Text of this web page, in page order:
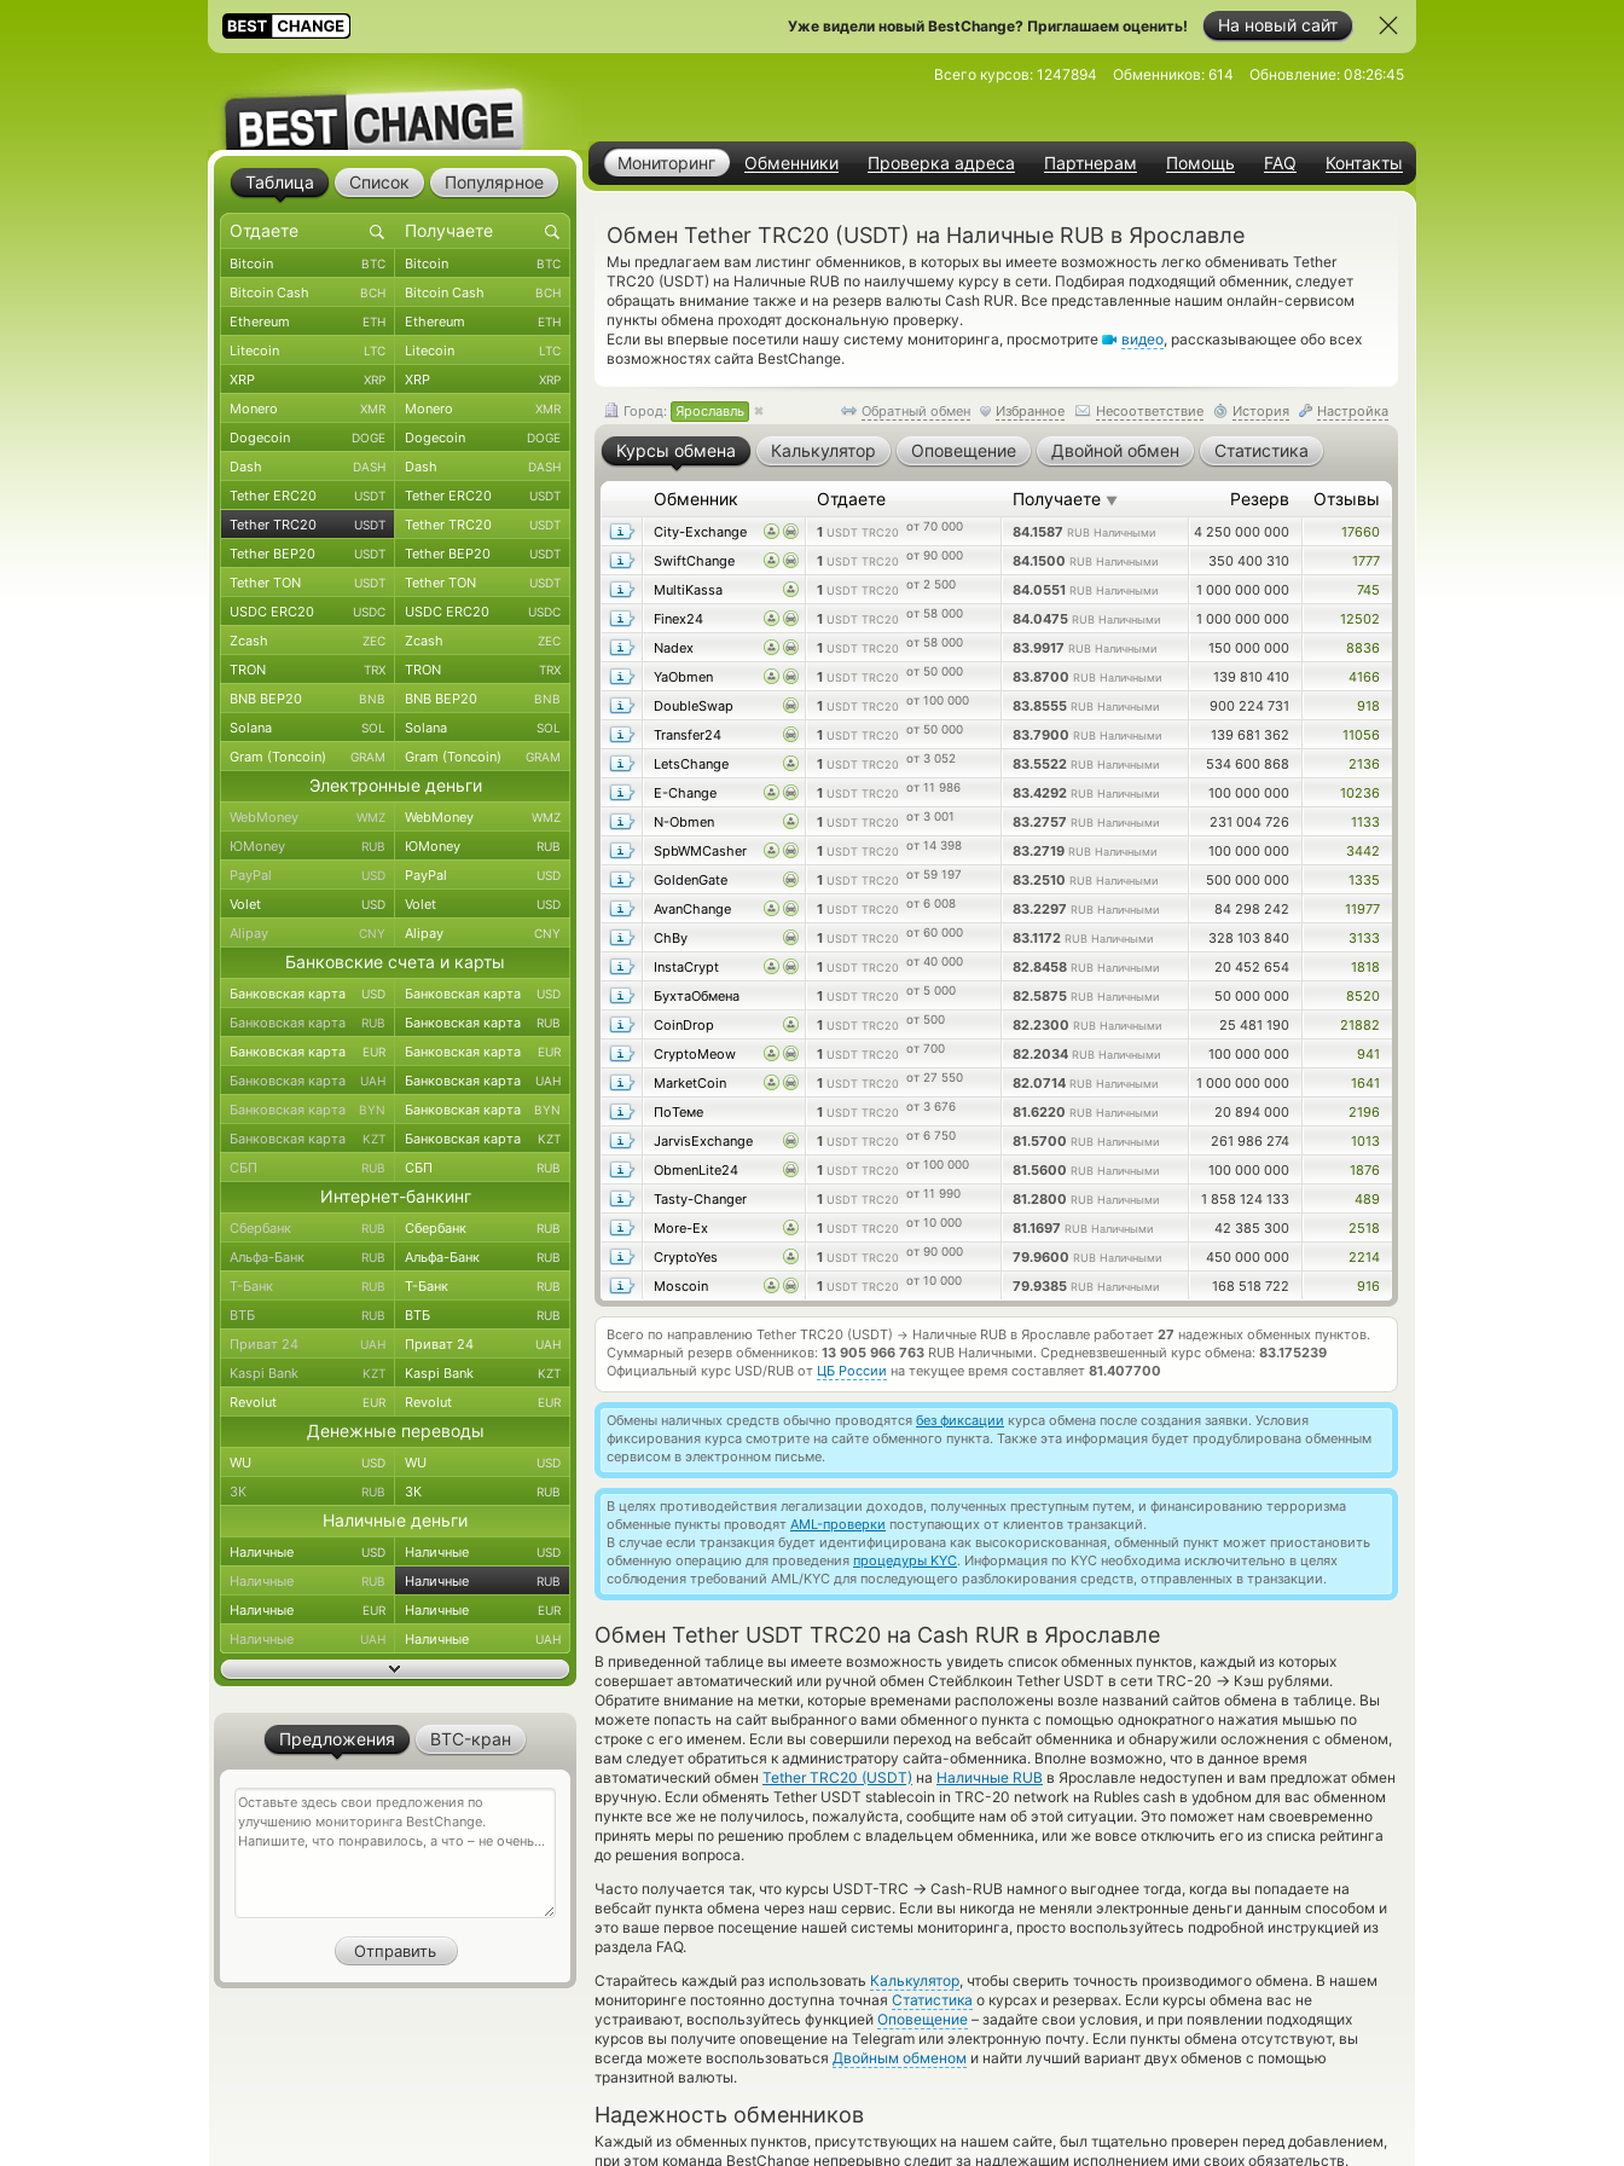
На новый сайт
Уже видели новый BestChange? Приглашаем оценить!
Мониторинг Обменники Проверка адреса Партнерам Помощь FAQ Контакты
Всего курсов: 1247894 Обменников: 614 Обновление: 08:26:45
Обмен Tether TRC20 (USDT) на Наличные RUB в Ярославле
Мы предлагаем вам листинг обменников, в которых вы имеете возможность легко обменивать Tether
TRC20 (USDT) на Наличные RUB по наилучшему курсу в сети. Подбирая подходящий обменник, следует
обращать внимание также и на резерв валюты Cash RUR. Все представленные нашим онлайн-сервисом
пункты обмена проходят доскональную проверку.
Если вы впервые посетили нашу систему мониторинга, просмотрите
видео, рассказывающее обо всех
возможностях сайта BestChange.
Обратный обмен Избранное Несоответствие История Настройка
Город: Ярославль
Курсы обмена Калькулятор Оповещение Двойной обмен Статистика
Обменник Отдаете Получаете ▼ Резерв Отзывы
City-Exchange 1 USDT TRC20 от 70 000 84.1587 RUB Наличными 4 250 000 000
17660
SwiftChange
1 USDT TRC20 от 90 000 84.1500 RUB Наличными 350 400 310
1777
MultiKassa
1 USDT TRC20 от 2 500 84.0551 RUB Наличными 1 000 000 000
745
Finex24
1 USDT TRC20 от 58 000 84.0475 RUB Наличными 1 000 000 000
12502
Nadex
1 USDT TRC20 от 58 000 83.9917 RUB Наличными 150 000 000
8836
YaObmen
1 USDT TRC20 от 50 000 83.8700 RUB Наличными 139 810 410
4166
DoubleSwap
1 USDT TRC20 от 100 000 83.8555 RUB Наличными 900 224 731
918
Transfer24
1 USDT TRC20 от 50 000 83.7900 RUB Наличными 139 681 362
11056
LetsChange
1 USDT TRC20 от 3 052 83.5522 RUB Наличными 534 600 868
2136
E-Change
1 USDT TRC20 от 11 986 83.4292 RUB Наличными 100 000 000
10236
N-Obmen
1 USDT TRC20 от 3 001 83.2757 RUB Наличными 231 004 726
1133
SpbWMCasher
1 USDT TRC20 от 14 398 83.2719 RUB Наличными 100 000 000
3442
GoldenGate
1 USDT TRC20 от 59 197 83.2510 RUB Наличными 500 000 000
1335
AvanChange
1 USDT TRC20 от 6 008 83.2297 RUB Наличными 84 298 242
11977
ChBy
1 USDT TRC20 от 60 000 83.1172 RUB Наличными 328 103 840
3133
InstaCrypt
1 USDT TRC20 от 40 000 82.8458 RUB Наличными 20 452 654
1818
БухтаОбмена
1 USDT TRC20 от 5 000 82.5875 RUB Наличными 50 000 000
8520
CoinDrop
1 USDT TRC20 от 500 82.2300 RUB Наличными 25 481 190
21882
CryptoMeow
1 USDT TRC20 от 700 82.2034 RUB Наличными 100 000 000
941
MarketCoin
1 USDT TRC20 от 27 550 82.0714 RUB Наличными 1 000 000 000
1641
ПоТеме
1 USDT TRC20 от 3 676 81.6220 RUB Наличными 20 894 000
2196
JarvisExchange
1 USDT TRC20 от 6 750 81.5700 RUB Наличными 261 986 274
1013
ObmenLite24
1 USDT TRC20 от 100 000 81.5600 RUB Наличными 100 000 000
1876
Tasty-Changer
1 USDT TRC20 от 11 990 81.2800 RUB Наличными 1 858 124 133
489
More-Ex
1 USDT TRC20 от 10 000 81.1697 RUB Наличными 42 385 300
2518
CryptoYes
1 USDT TRC20 от 90 000 79.9600 RUB Наличными 450 000 000
2214
Moscoin
1 USDT TRC20 от 10 000 79.9385 RUB Наличными 168 518 722 916
Всего по направлению Tether TRC20 (USDT) → Наличные RUB в Ярославле работает 27 надежных обменных пунктов.
Суммарный резерв обменников: 13 905 966 763 RUB Наличными. Средневзвешенный курс обмена: 83.175239
Официальный курс USD/RUB от ЦБ России на текущее время составляет 81.407700
Обмены наличных средств обычно проводятся без фиксации курса обмена после создания заявки. Условия
фиксирования курса смотрите на сайте обменного пункта. Также эта информация будет продублирована обменным
сервисом в электронном письме.
В целях противодействия легализации доходов, полученных преступным путем, и финансированию терроризма
обменные пункты проводят AML-проверки поступающих от клиентов транзакций.
В случае если транзакция будет идентифицирована как высокорискованная, обменный пункт может приостановить
обменную операцию для проведения процедуры KYC. Информация по KYC необходима исключительно в целях
соблюдения требований AML/KYC для последующего разблокирования средств, отправленных в транзакции.
Обмен Tether USDT TRC20 на Cash RUR в Ярославле
В приведенной таблице вы имеете возможность увидеть список обменных пунктов, каждый из которых
совершает автоматический или ручной обмен Стейблкоин Tether USDT в сети TRC-20 → Кэш рублями.
Обратите внимание на метки, которые временами расположены возле названий сайтов обмена в таблице. Вы
можете попасть на сайт выбранного вами обменного пункта с помощью однократного нажатия мышью по
строке с его именем. Если вы совершили переход на вебсайт обменника и обнаружили осложнения с обменом,
вам следует обратиться к администратору сайта-обменника. Вполне возможно, что в данное время
автоматический обмен Tether TRC20 (USDT) на Наличные RUB в Ярославле недоступен и вам предложат обмен
вручную. Если обменять Tether USDT stablecoin in TRC-20 network на Rubles cash в удобном для вас обменном
пункте все же не получилось, пожалуйста, сообщите нам об этой ситуации. Это поможет нам своевременно
принять меры по решению проблем с владельцем обменника, или же вовсе отключить его из списка рейтинга
до решения вопроса.
Часто получается так, что курсы USDT-TRC → Cash-RUB намного выгоднее тогда, когда вы попадаете на
вебсайт пункта обмена через наш сервис. Если вы никогда не меняли электронные деньги данным способом и
это ваше первое посещение нашей системы мониторинга, просто воспользуйтесь подробной инструкцией из
раздела FAQ.
Старайтесь каждый раз использовать Калькулятор, чтобы сверить точность производимого обмена. В нашем
мониторинге постоянно доступна точная Статистика о курсах и резервах. Если курсы обмена вас не
устраивают, воспользуйтесь функцией Оповещение – задайте свои условия, и при появлении подходящих
курсов вы получите оповещение на Telegram или электронную почту. Если пункты обмена отсутствуют, вы
всегда можете воспользоваться Двойным обменом и найти лучший вариант двух обменов с помощью
транзитной валюты.
Надежность обменников
Каждый из обменных пунктов, присутствующих на нашем сайте, был тщательно проверен перед добавлением,
при этом команда BestChange непрерывно следит за надлежащим исполнением ими своих обязательств.
Таблица Список Популярное
Bitcoin BTC Bitcoin BTC
Bitcoin Cash BCH Bitcoin Cash BCH
Ethereum ETH Ethereum ETH
Litecoin LTC Litecoin LTC
XRP XRP XRP XRP
Monero XMR Monero XMR
Dogecoin DOGE Dogecoin DOGE
Dash DASH Dash DASH
Tether ERC20 USDT Tether ERC20 USDT
Tether TRC20 USDT Tether TRC20 USDT
Tether BEP20 USDT Tether BEP20 USDT
Tether TON USDT Tether TON USDT
USDC ERC20 USDC USDC ERC20 USDC
Zcash ZEC Zcash ZEC
TRON TRX TRON TRX
BNB BEP20 BNB BNB BEP20 BNB
Solana SOL Solana SOL
Gram (Toncoin) GRAM Gram (Toncoin) GRAM
Электронные деньги
WebMoney WMZ WebMoney WMZ
ЮMoney RUB ЮMoney RUB
PayPal USD PayPal USD
Volet USD Volet USD
Alipay CNY Alipay CNY
Банковские счета и карты
Банковская карта USD Банковская карта USD
Банковская карта RUB Банковская карта RUB
Банковская карта EUR Банковская карта EUR
Банковская карта UAH Банковская карта UAH
Банковская карта BYN Банковская карта BYN
Банковская карта KZT Банковская карта KZT
СБП RUB СБП RUB
Интернет-банкинг
Сбербанк RUB Сбербанк RUB
Альфа-Банк RUB Альфа-Банк RUB
Т-Банк RUB Т-Банк RUB
ВТБ RUB ВТБ RUB
Приват 24 UAH Приват 24 UAH
Kaspi Bank KZT Kaspi Bank KZT
Revolut EUR Revolut EUR
Денежные переводы
WU USD WU USD
ЗК RUB ЗК RUB
Наличные деньги
Наличные USD Наличные USD
Наличные RUB Наличные RUB
Наличные EUR Наличные EUR
Наличные UAH Наличные UAH
Предложения BTC-кран